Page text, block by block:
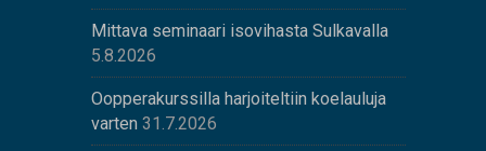
Mittava seminaari isovihasta Sulkavalla
5.8.2026
Oopperakurssilla harjoiteltiin koelauluja
varten 31.7.2026